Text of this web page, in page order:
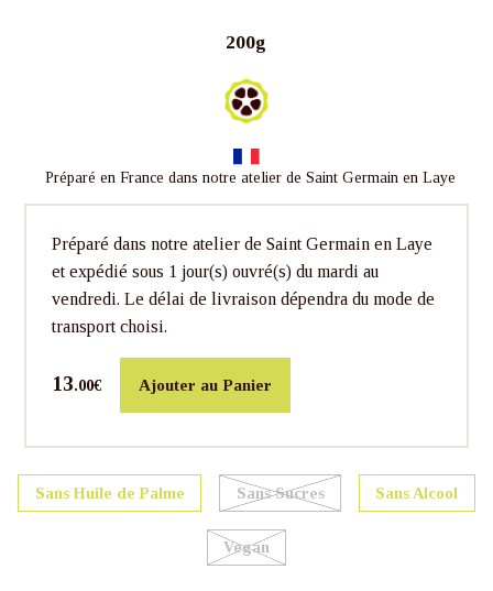
200g
Préparé en France dans notre atelier de Saint Germain en Laye
Préparé dans notre atelier de Saint Germain en Laye
et expédié sous 1 jour(s) ouvré(s) du mardi au
vendredi. Le délai de livraison dépendra du mode de
transport choisi.
13.00€ Ajouter au Panier
Sans Huile de Palme Sans Sucres Sans Alcool
Vegan